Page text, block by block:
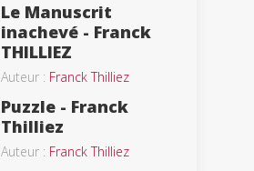
Le Manuscrit
inachevé - Franck
THILLIEZ
Auteur : Franck Thilliez
Puzzle - Franck
Thilliez
Auteur : Franck Thilliez